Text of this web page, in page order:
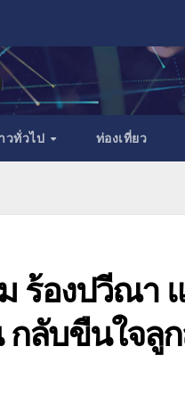
วทั่วไป ท่องเที่ยว
ร้องปวีณา
ลับขืนใจลู